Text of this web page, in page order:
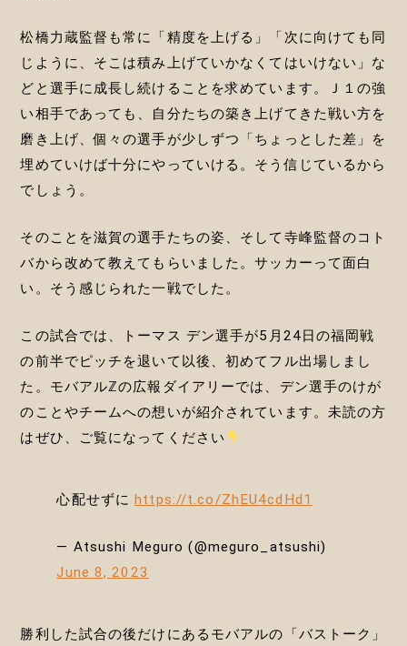
松橋力蔵監督も常に「精度を上げる」「次に向けても同
じように、そこは積み上げていかなくてはいけない」な
どと選手に成長し続けることを求めています。Ｊ１の強
い相手であっても、自分たちの築き上げてきた戦い方を
磨き上げ、個々の選手が少しずつ「ちょっとした差」を
埋めていけば十分にやっていける。そう信じているから
でしょう。
そのことを滋賀の選手たちの姿、そして寺峰監督のコト
バから改めて教えてもらいました。サッカーって面白
い。そう感じられた一戦でした。
この試合では、トーマス デン選手が5月24日の福岡戦
の前半でピッチを退いて以後、初めてフル出場しまし
た。モバアルℤの広報ダイアリーでは、デン選手のけが
のことやチームへの想いが紹介されています。未読の方
はぜひ、ご覧になってください
心配せずに https://t.co/ZhEU4cdHd1
— Atsushi Meguro (@meguro_atsushi)
June 8, 2023
勝利した試合の後だけにあるモバアルの「バストーク」